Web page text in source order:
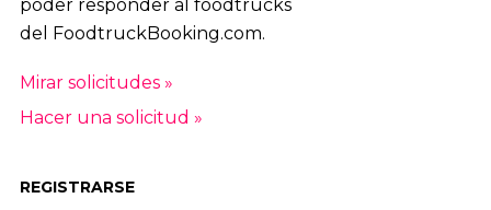
poder responder al foodtrucks
del FoodtruckBooking.com.
Mirar solicitudes »
Hacer una solicitud »
REGISTRARSE